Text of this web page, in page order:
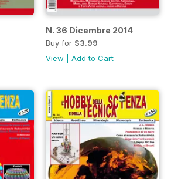
N. 36 Dicembre 2014
Buy for $3.99
View
Add to Cart